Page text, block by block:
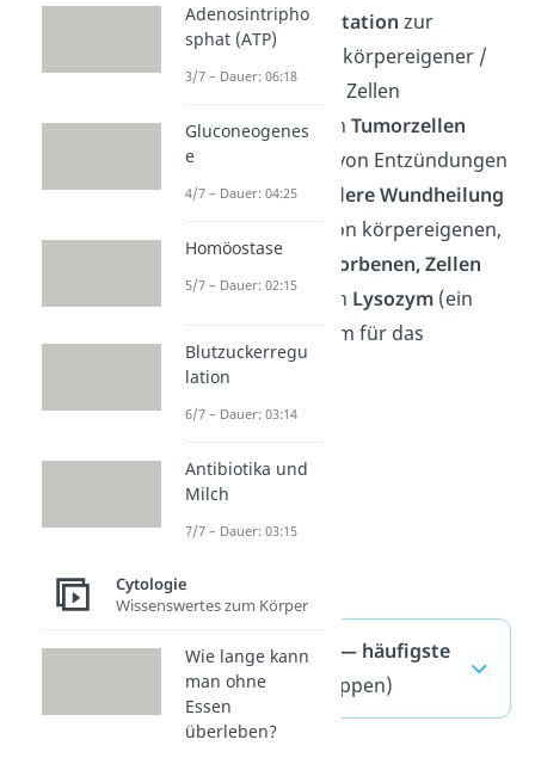
Antigenpräsentation zur
Identifizierung körpereigener /
körperfremder Zellen
Zerstörung
von Tumorzellen
Hervorrufung von Entzündungen
für eineschnellere Wundheilung
von körpereigenen,
bereits abgestorbenen, Zellen
Produktion
von Lysozym (ein
wichtiges Enzym für das
Immunsystem)
Makrophagen — häufigste
Fragen
(ausklappen)
Adenosintripho
sphat (ATP)
3/7 – Dauer: 06:18
Gluconeogenes
e
4/7 – Dauer: 04:25
Homöostase
5/7 – Dauer: 02:15
Blutzuckerregu
lation
6/7 – Dauer: 03:14
Antibiotika und
Milch
7/7 – Dauer: 03:15
Cytologie
Wissenswertes zum Körper
Wie lange kann
man ohne
Essen
überleben?